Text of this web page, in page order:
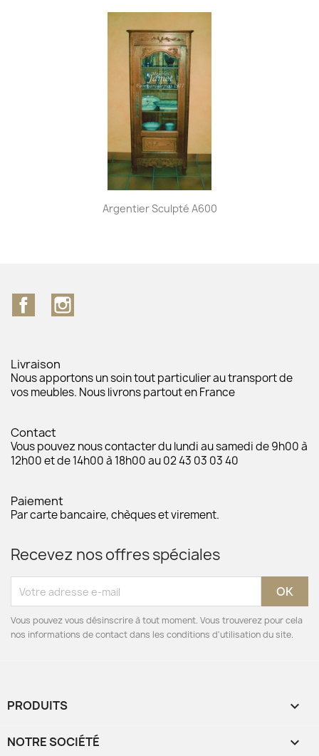
Argentier Sculpté A600
Facebook
Livraison
Nous apportons un soin tout particulier au transport de
vos meubles. Nous livrons partout en France
Contact
Vous pouvez nous contacter du lundi au samedi de 9h00 à
12h00 et de 14h00 à 18h00 au 02 43 03 03 40
Paiement
Par carte bancaire, chèques et virement.
Recevez nos offres spéciales
Vous pouvez vous désinscrire à tout moment. Vous trouverez pour cela
nos informations de contact dans les conditions d'utilisation du site.
PRODUITS 
NOTRE SOCIÉTÉ 